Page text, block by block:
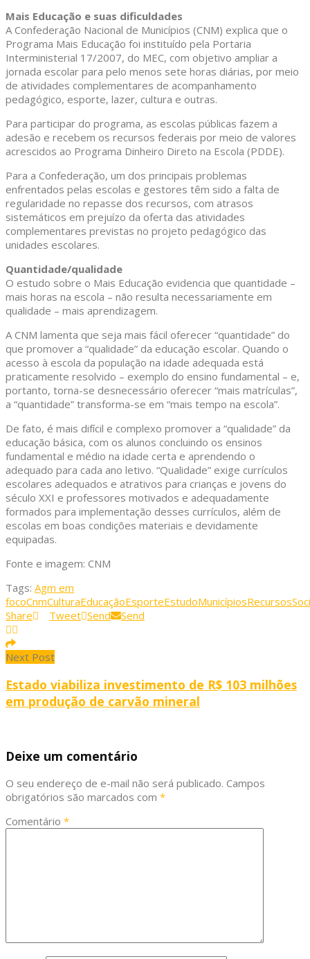
Mais Educação e suas dificuldades
A Confederação Nacional de Municípios (CNM) explica que o
Programa Mais Educação foi instituído pela Portaria
Interministerial 17/2007, do MEC, com objetivo ampliar a
jornada escolar para pelo menos sete horas diárias, por meio
de atividades complementares de acompanhamento
pedagógico, esporte, lazer, cultura e outras.
Para participar do programa, as escolas públicas fazem a
adesão e recebem os recursos federais por meio de valores
acrescidos ao Programa Dinheiro Direto na Escola (PDDE).
Para a Confederação, um dos principais problemas
enfrentados pelas escolas e gestores têm sido a falta de
regularidade no repasse dos recursos, com atrasos
sistemáticos em prejuízo da oferta das atividades
complementares previstas no projeto pedagógico das
unidades escolares.
Quantidade/qualidade
O estudo sobre o Mais Educação evidencia que quantidade –
mais horas na escola – não resulta necessariamente em
qualidade – mais aprendizagem.
A CNM lamenta que seja mais fácil oferecer “quantidade” do
que promover a “qualidade” da educação escolar. Quando o
acesso à escola da população na idade adequada está
praticamente resolvido – exemplo do ensino fundamental – e,
portanto, torna-se desnecessário oferecer “mais matrículas”,
a “quantidade” transforma-se em “mais tempo na escola”.
De fato, é mais difícil e complexo promover a “qualidade” da
educação básica, com os alunos concluindo os ensinos
fundamental e médio na idade certa e aprendendo o
adequado para cada ano letivo. “Qualidade” exige currículos
escolares adequados e atrativos para crianças e jovens do
século XXI e professores motivados e adequadamente
formados para implementação desses currículos, além de
escolas em boas condições materiais e devidamente
equipadas.
Fonte e imagem: CNM
Tags: Agm em
focoCnmCulturaEducaçãoEsporteEstudoMunicípiosRecursos
Share
Tweet Send Send
Next Post
Estado viabiliza investimento de R$ 103 milhões
em produção de carvão mineral
Deixe um comentário
O seu endereço de e-mail não será publicado. Campos
obrigatórios são marcados com *
Comentário *